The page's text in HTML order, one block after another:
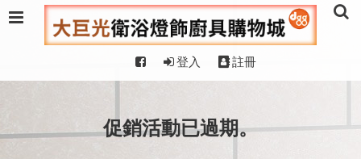
登入 註冊
促銷活動已過期。